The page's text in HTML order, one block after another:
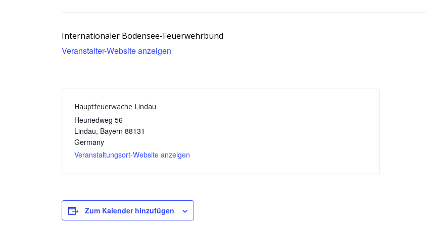
Internationaler Bodensee-Feuerwehrbund
Veranstalter-Website anzeigen
Hauptfeuerwache Lindau
Heuriedweg 56
Lindau, Bayern 88131
Germany
Veranstaltungsort-Website anzeigen
Zum Kalender hinzufügen